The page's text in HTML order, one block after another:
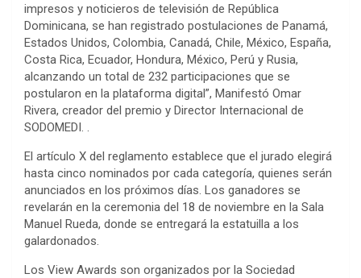
impresos y noticieros de televisión de República
Dominicana, se han registrado postulaciones de Panamá,
Estados Unidos, Colombia, Canadá, Chile, México, España,
Costa Rica, Ecuador, Hondura, México, Perú y Rusia,
alcanzando un total de 232 participaciones que se
postularon en la plataforma digital”, Manifestó Omar
Rivera, creador del premio y Director Internacional de
SODOMEDI. .
El artículo X del reglamento establece que el jurado elegirá
hasta cinco nominados por cada categoría, quienes serán
anunciados en los próximos días. Los ganadores se
revelarán en la ceremonia del 18 de noviembre en la Sala
Manuel Rueda, donde se entregará la estatuilla a los
galardonados.
Los View Awards son organizados por la Sociedad